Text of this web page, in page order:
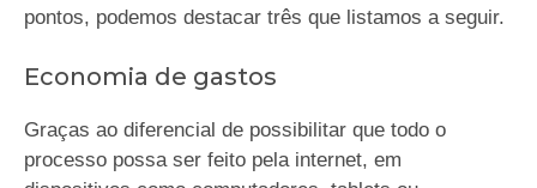
pontos, podemos destacar três que listamos a seguir.
Economia de gastos
Graças ao diferencial de possibilitar que todo o
processo possa ser feito pela internet, em